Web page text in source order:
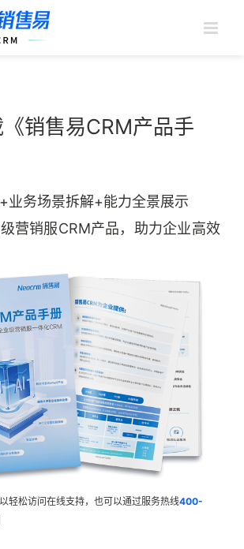
销售易CRM产品手
业务场景拆解+能力全景展示
营销服CRM产品，助力企业高效
轻松访问在线支持，也可以通过服务热线400-